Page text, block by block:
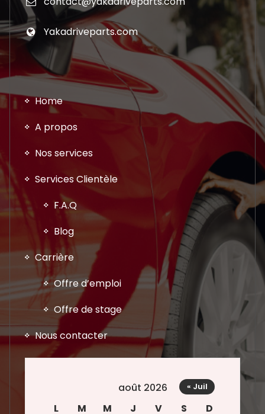
Yakadriveparts.com
Home
A propos
Nos services
Services Clientèle
F.A.Q
Blog
Carrière
Offre d’emploi
Offre de stage
Nous contacter
août 2026
L
M M J V S D
« Juil